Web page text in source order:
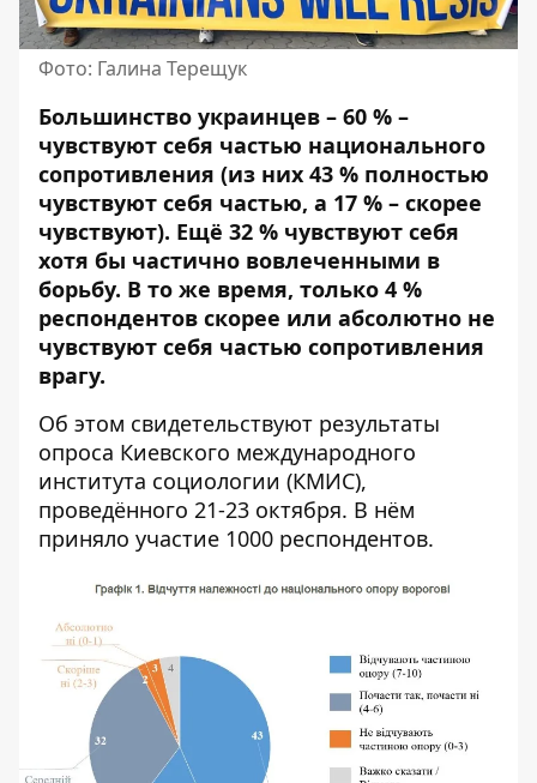
Фото: Галина Терещук
Большинство украинцев – 60 % –
чувствуют себя частью национального
сопротивления (из них 43 % полностью
чувствуют себя частью, а 17 % – скорее
чувствуют). Ещё 32 % чувствуют себя
хотя бы частично вовлеченными в
борьбу. В то же время, только 4 %
респондентов скорее или абсолютно не
чувствуют себя частью сопротивления
врагу.
Об этом свидетельствуют результаты
опроса Киевского международного
института социологии (КМИС),
проведённого 21-23 октября. В нём
приняло участие 1000 респондентов.